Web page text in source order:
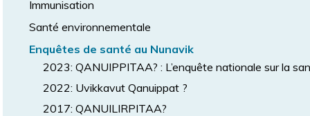
Immunisation
Santé environnementale
Enquêtes de santé au Nunavik
2023: QANUIPPITAA? : L’enquête nationale sur la
2022: Uvikkavut Qanuippat ?
2017: QANUILIRPITAA?